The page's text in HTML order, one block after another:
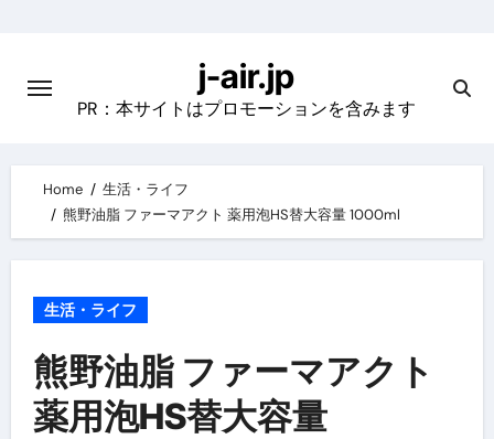
content
j-air.jp
PR：本サイトはプロモーションを含みます
Home
生活・ライフ
熊野油脂 ファーマアクト 薬用泡HS替大容量 1000ml
生活・ライフ
熊野油脂 ファーマアクト
薬用泡HS替大容量